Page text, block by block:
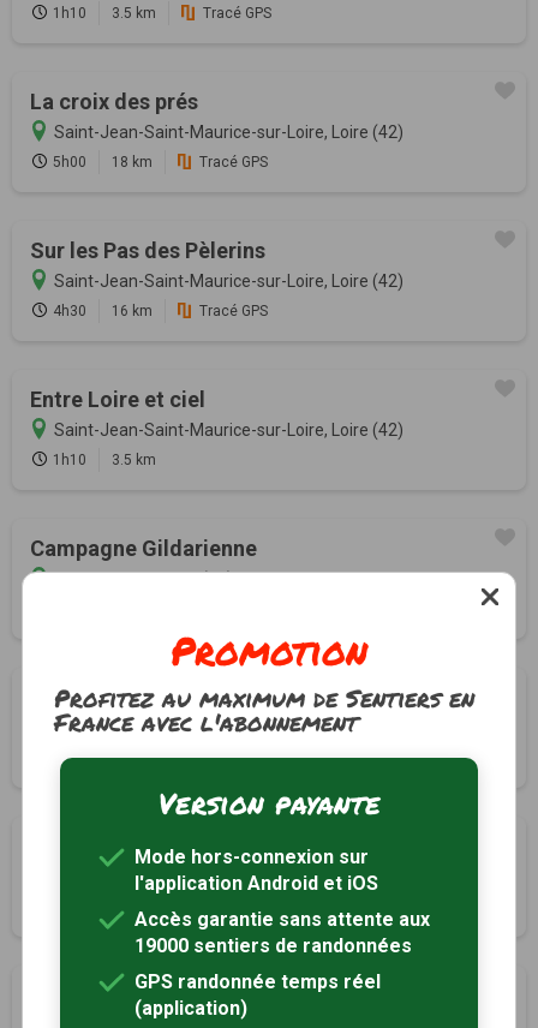
1h10 3.5 km Tracé GPS
La croix des prés
Saint-Jean-Saint-Maurice-sur-Loire, Loire (42)
5h00 18 km Tracé GPS
Sur les Pas des Pèlerins
Saint-Jean-Saint-Maurice-sur-Loire, Loire (42)
4h30 16 km Tracé GPS
Entre Loire et ciel
Saint-Jean-Saint-Maurice-sur-Loire, Loire (42)
1h10 3.5 km
Campagne Gildarienne
Saint-Jodard, Loire (42)
Boucle de la digue de Pinay
Saint-Jodard, Loire (42)
2h30 7.5 km Tracé GPS
Le tour du monastère
Saint-Jodard, Loire (42)
16 km
Le Pont de la Vourdiat
Promotion
Profitez au maximum de Sentiers en
France avec l'abonnement
Version payante
Mode hors-connexion sur
l'application Android et iOS
Accès garantie sans attente aux
19000 sentiers de randonnées
GPS randonnée temps réel
(application)